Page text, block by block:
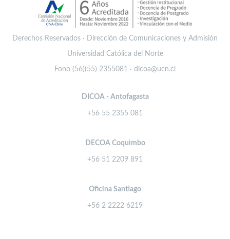
Derechos Reservados · Dirección de Comunicaciones y Admisión
Universidad Católica del Norte
Fono (56)(55) 2355081 · dicoa@ucn.cl
DICOA - Antofagasta
+56 55 2355 081
DECOA Coquimbo
+56 51 2209 891
Oficina Santiago
+56 2 2222 6219